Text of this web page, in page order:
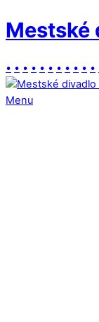
Mestské
• • • • • • • • • • •
Menu